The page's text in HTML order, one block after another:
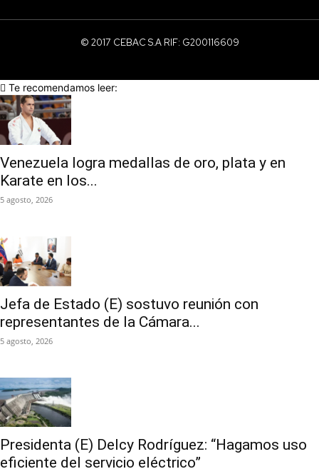
© 2017 CEBAC S.A RIF: G200116609
Te recomendamos leer:
Venezuela logra medallas de oro, plata y en
Karate en los...
5 agosto, 2026
Jefa de Estado (E) sostuvo reunión con
representantes de la Cámara...
5 agosto, 2026
Presidenta (E) Delcy Rodríguez: “Hagamos uso
eficiente del servicio eléctrico”